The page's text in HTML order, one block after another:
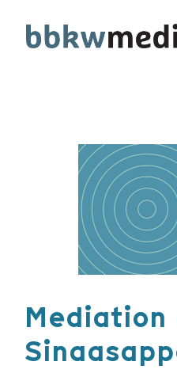
naar
Mediation